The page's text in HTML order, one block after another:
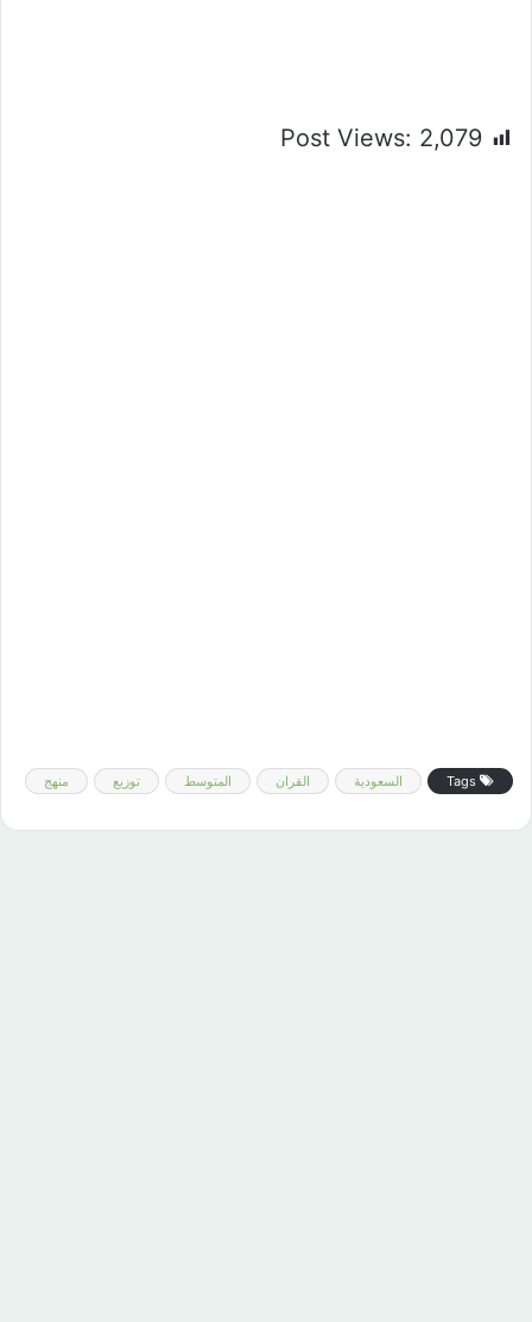
Post Views: 2,079
السعودية القران المتوسط توزيع منهج